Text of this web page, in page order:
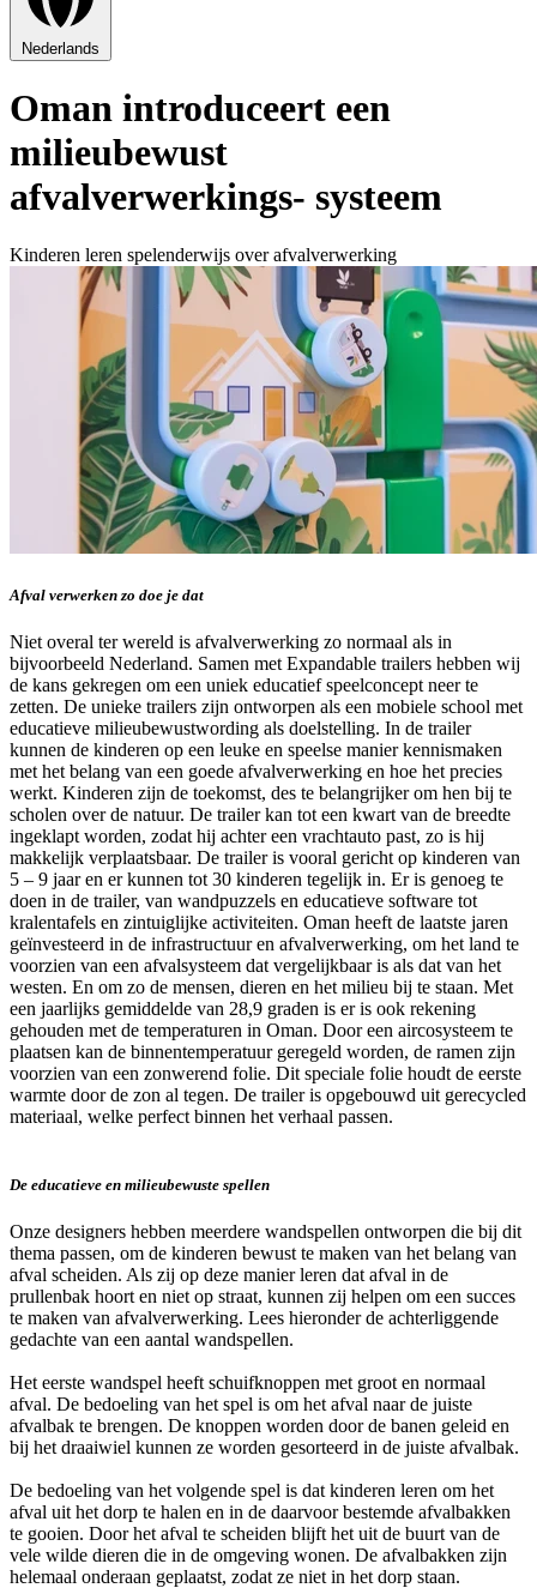
Nederlands
Oman introduceert een
milieubewust
afvalverwerkings- systeem
Kinderen leren spelenderwijs over afvalverwerking
Afval verwerken zo doe je dat
Niet overal ter wereld is afvalverwerking zo normaal als in
bijvoorbeeld Nederland. Samen met Expandable trailers hebben wij
de kans gekregen om een uniek educatief speelconcept neer te
zetten. De unieke trailers zijn ontworpen als een mobiele school met
educatieve milieubewustwording als doelstelling. In de trailer
kunnen de kinderen op een leuke en speelse manier kennismaken
met het belang van een goede afvalverwerking en hoe het precies
werkt. Kinderen zijn de toekomst, des te belangrijker om hen bij te
scholen over de natuur. De trailer kan tot een kwart van de breedte
ingeklapt worden, zodat hij achter een vrachtauto past, zo is hij
makkelijk verplaatsbaar. De trailer is vooral gericht op kinderen van
5 – 9 jaar en er kunnen tot 30 kinderen tegelijk in. Er is genoeg te
doen in de trailer, van wandpuzzels en educatieve software tot
kralentafels en zintuiglijke activiteiten. Oman heeft de laatste jaren
geïnvesteerd in de infrastructuur en afvalverwerking, om het land te
voorzien van een afvalsysteem dat vergelijkbaar is als dat van het
westen. En om zo de mensen, dieren en het milieu bij te staan. Met
een jaarlijks gemiddelde van 28,9 graden is er is ook rekening
gehouden met de temperaturen in Oman. Door een aircosysteem te
plaatsen kan de binnentemperatuur geregeld worden, de ramen zijn
voorzien van een zonwerend folie. Dit speciale folie houdt de eerste
warmte door de zon al tegen. De trailer is opgebouwd uit gerecycled
materiaal, welke perfect binnen het verhaal passen.
De educatieve en milieubewuste spellen
Onze designers hebben meerdere wandspellen ontworpen die bij dit
thema passen, om de kinderen bewust te maken van het belang van
afval scheiden. Als zij op deze manier leren dat afval in de
prullenbak hoort en niet op straat, kunnen zij helpen om een succes
te maken van afvalverwerking. Lees hieronder de achterliggende
gedachte van een aantal wandspellen.
Het eerste wandspel heeft schuifknoppen met groot en normaal
afval. De bedoeling van het spel is om het afval naar de juiste
afvalbak te brengen. De knoppen worden door de banen geleid en
bij het draaiwiel kunnen ze worden gesorteerd in de juiste afvalbak.
De bedoeling van het volgende spel is dat kinderen leren om het
afval uit het dorp te halen en in de daarvoor bestemde afvalbakken
te gooien. Door het afval te scheiden blijft het uit de buurt van de
vele wilde dieren die in de omgeving wonen. De afvalbakken zijn
helemaal onderaan geplaatst, zodat ze niet in het dorp staan.